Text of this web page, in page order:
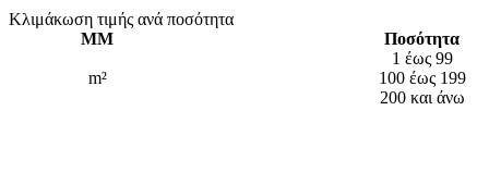
Κλιμάκωση τιμής ανά ποσότητα
ΜΜ
Ποσότητα
m²
1 έως 99
100 έως 199
200 και άνω